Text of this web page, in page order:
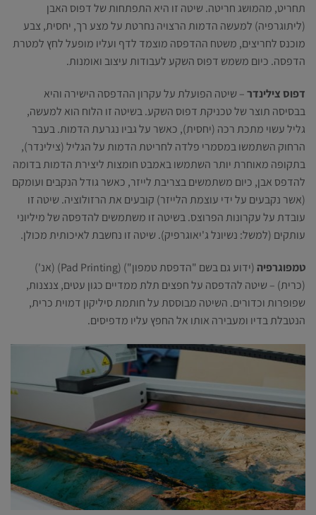
תחריט, מהמושג חריטה. שיטה זו היא התפתחות של דפוס האבן
(ליתוגרפיה) למעשה הדמות הרצויה נחרטת על מצע רך, יחסית, צבע
מוכנס לחריצים, משטח ההדפסה מוצמד לדף ועליו מופעל לחץ למטרת
הדפסה. כיום משמש דפוס השקע לעבודות עיצוב ואומנות.
דפוס צילינדר– שיטה הפועלת על עקרון ההדפסה הישירה והיא
בבסיסה תוצר של טכניקת דפוס השקע. בשיטה זו הלוח הוא למעשה,
גליל עשוי מתכת רכה (יחסית), כאשר על גביו נגרעת הדמות. בעבר
הרחוק השתמשו במסמרי פלדה לחריטת הדמות על הגליל (צילינדר),
בתקופה מאוחרת יותר השתמשו באמבט חומצות ליצירת הדמות בדומה
להדפס אבן, כיום משתמשים בצריבת לייזר, כאשר גודל הנקבים ועומקם
(אשר נקבעים על ידי עוצמת הלייזר) קובעים את הרזולוציה. שיטה זו
עובדת על עקרונות הפרוצס. בשיטה זו משתמשים להדפסה של מיליוני
עותקים (למשל: נשיונל ג'יאוגרפיק). שיטה זו נחשבת לאיכותית מכולן.
טמפוגרפיה
(ידוע גם בשם "הדפסת טמפון") (Pad Printing) (אנ')
(כרית) – שיטה להדפסה על חפצים תלת ממדיים כגון עטים, צנצנות,
שפופרות וכדורים. השיטה מבוססת על חותמת סיליקון דמוית כרית,
הנטבלת בדיו ומעבירה אותו אל החפץ עליו מדפיסים.